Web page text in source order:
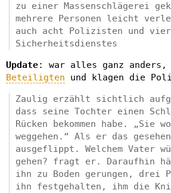
zu einer Massenschlägerei
mehrere Personen leicht
auch acht Polizisten und
Sicherheitsdienstes
Update: war alles ganz anders,
Beteiligten und klagen die
Zaulig erzählt sichtlich
dass seine Tochter einen
Rücken bekommen habe.
weggehen.“ Als er das
ausgeflippt. Welchem Vater
gehen? fragt er. Daraufhin
ihn zu Boden gerungen, drei
ihn festgehalten, ihm die